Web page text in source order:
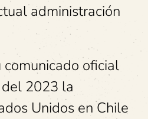
administración
oficial
2023 la
Unidos en Chile